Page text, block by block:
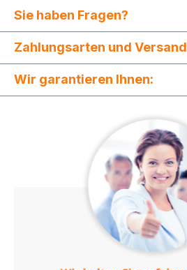
Sie haben Fragen?
Zahlungsarten und Versand
Wir garantieren Ihnen: